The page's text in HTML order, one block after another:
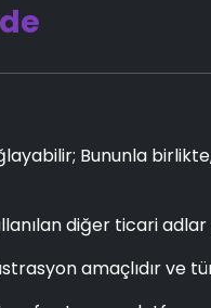
Bununla birlikte,
diğer ticari
amaçlıdır ve